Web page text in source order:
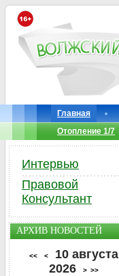
Главная
Отопление 1/7
Интервью
Правовой
Консультант
АРХИВ НОВОСТЕЙ
<< <
10 августа
2026
> >>